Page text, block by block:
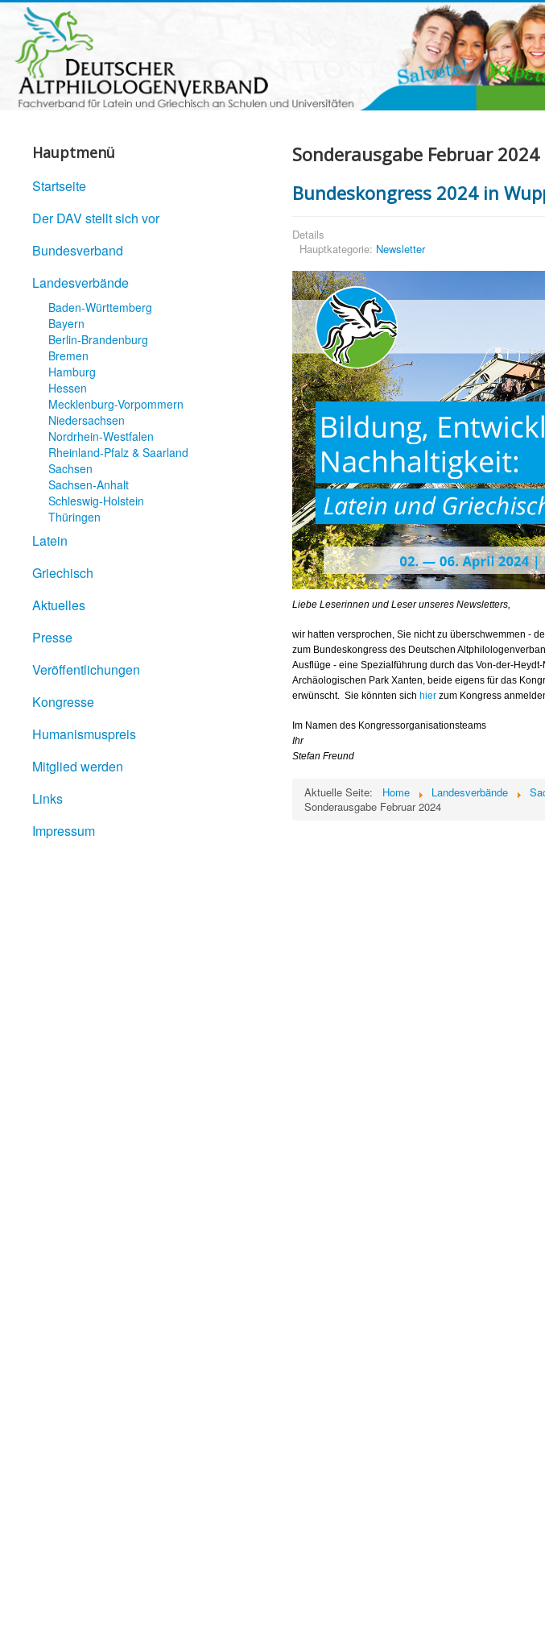
Hauptmenü
Startseite
Der DAV stellt sich vor
Bundesverband
Landesverbände
Baden-Württemberg
Bayern
Berlin-Brandenburg
Bremen
Hamburg
Hessen
Mecklenburg-Vorpommern
Niedersachsen
Nordrhein-Westfalen
Rheinland-Pfalz & Saarland
Sachsen
Sachsen-Anhalt
Schleswig-Holstein
Thüringen
Latein
Griechisch
Aktuelles
Presse
Veröffentlichungen
Kongresse
Humanismuspreis
Mitglied werden
Links
Impressum
Sonderausgabe Februar 2024
Bundeskongress 2024 in
Details
Hauptkategorie: Newsletter
Liebe Leserinnen und Leser unseres Newsletters,
wir hatten versprochen, Sie nicht zu überschwemmen -
zum Bundeskongress des Deutschen
Ausflüge - eine Spezialführung durch das Von-der-
Archäologischen Park Xanten, beide eigens für das
erwünscht. Sie könnten sich hier zum Kongress
Im Namen des Kongressorganisationsteams
Ihr
Stefan Freund
Aktuelle Seite: Home Landesverbände
Sonderausgabe Februar 2024